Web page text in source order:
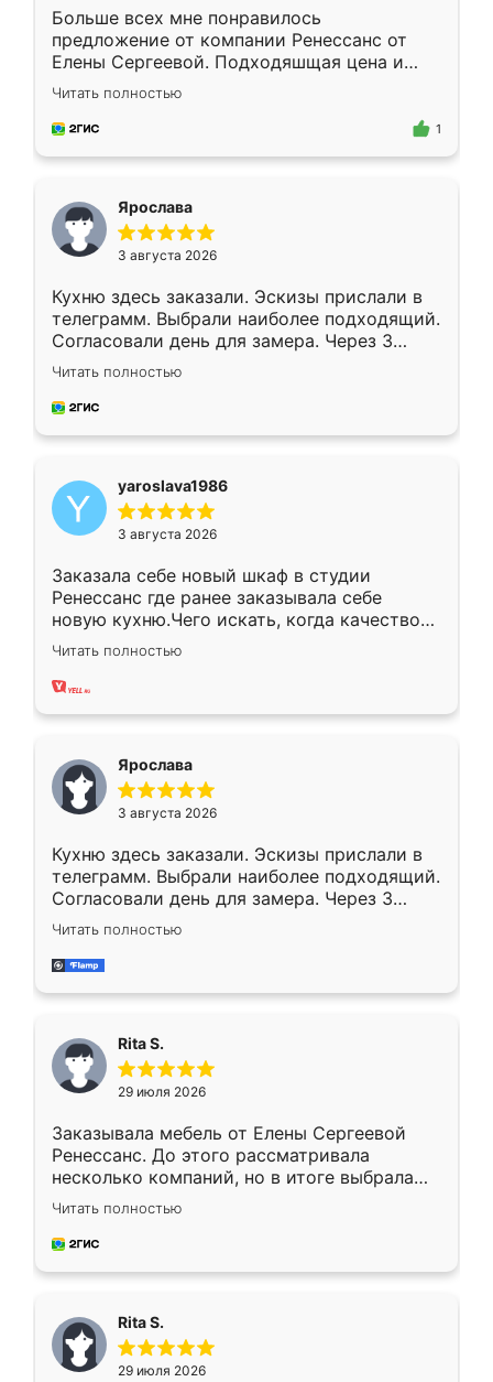
Больше всех мне понравилось
предложение от компании Ренессанс от
Елены Сергеевой. Подходяшщая цена и
короткие сроки изготовления. Приехавший
для замера сотрудник Владислав
предложил по моему эскизу самый
Читать полностью
1
Ярослава
3 августа 2026
Кухню здесь заказали. Эскизы прислали в
телеграмм. Выбрали наиболее подходящий.
Согласовали день для замера. Через 3
недели кухня была уже готова. Остались
довольны работой. Спасибо Ренессанс
мебель за качественную работу!
Читать полностью
yaroslava1986
3 августа 2026
Заказала себе новый шкаф в студии
Ренессанс где ранее заказывала себе
новую кухню.Чего искать, когда качеством
вполне довольна. Служит кухня уже почти
два года, нареканий нет.
Читать полностью
Ярослава
3 августа 2026
Кухню здесь заказали. Эскизы прислали в
телеграмм. Выбрали наиболее подходящий.
Согласовали день для замера. Через 3
недели кухня была уже готова. Остались
довольны работой. Спасибо Ренессанс
мебель за качественную работу!
Читать полностью
Rita S.
29 июля 2026
Заказывала мебель от Елены Сергеевой
Ренессанс. До этого рассматривала
несколько компаний, но в итоге выбрала
эту. Сначала обговорили условия, потом
приехал замерщик, всё спокойно объяснил
и снял размеры. Изготовили в срок, с
каких-либо доработок. Качеством осталась
довольна, все выглядит так, как и ожидала.
Читать полностью
Rita S.
29 июля 2026